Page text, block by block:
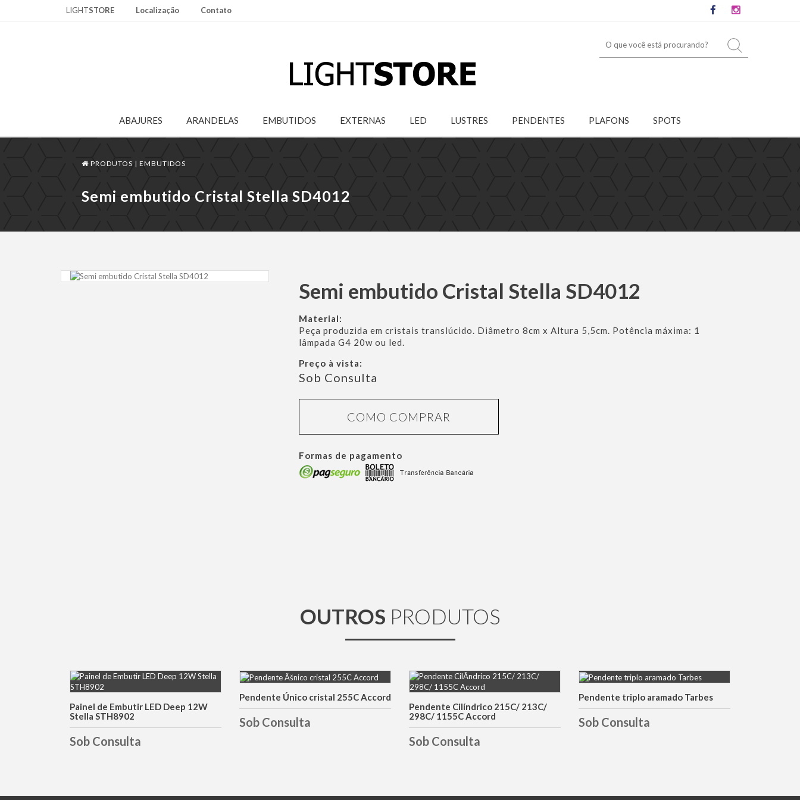
LIGHTSTORE Localização Contato
ABAJURES ARANDELAS EMBUTIDOS EXTERNAS LED LUSTRES PENDENTES PLAFONS SPOTS
PRODUTOS | EMBUTIDOS
Semi embutido Cristal Stella SD4012
Semi embutido Cristal Stella SD4012
Material:
Peça produzida em cristais translúcido. Diâmetro 8cm x Altura 5,5cm. Potência máxima: 1
lâmpada G4 20w ou led.
Preço à vista:
Sob Consulta
COMO COMPRAR
Formas de pagamento
OUTROS PRODUTOS
DETALHES
Painel de Embutir LED Deep 12W
Stella STH8902
Sob Consulta
DETALHES
Pendente Único cristal 255C Accord
Sob Consulta
DETALHES
Pendente Cilíndrico 215C/ 213C/
298C/ 1155C Accord
Sob Consulta
DETALHES
Pendente triplo aramado Tarbes
Sob Consulta